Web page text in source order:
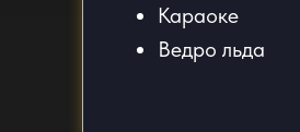
Караоке
Ведро льда